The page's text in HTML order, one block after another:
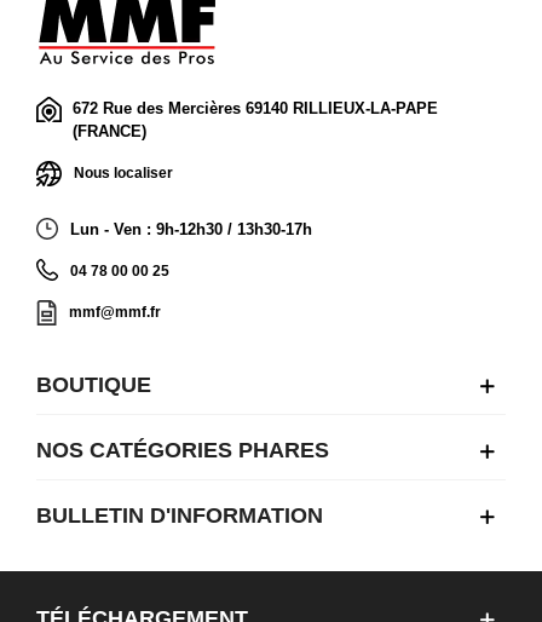
672 Rue des Mercières 69140 RILLIEUX-LA-PAPE
(FRANCE)
Nous localiser
Lun - Ven : 9h-12h30 / 13h30-17h
04 78 00 00 25
mmf@mmf.fr
BOUTIQUE
NOS CATÉGORIES PHARES
BULLETIN D'INFORMATION